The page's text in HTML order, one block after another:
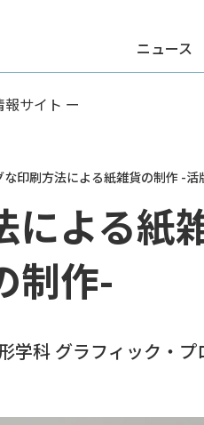
サイト ー
ニュース
な印刷方法による紙雑貨の制作 -
による紙
制作-
学科 グラフィック・